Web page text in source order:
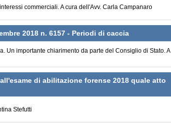
commerciali. A cura dell'Avv. Carla Campanaro
2018 n. 6157 - Periodi di caccia
Un importante chiarimento da parte del Consiglio di Stato. A
di abilitazione forense 2018 quale atto
Stefutti